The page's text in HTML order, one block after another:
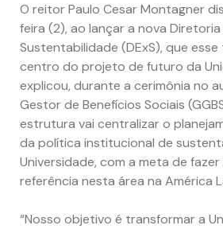
O reitor Paulo Cesar Montagner
feira (2), ao lançar a nova
Sustentabilidade (DExS), que
centro do projeto de futuro da
explicou, durante a cerimônia no
Gestor de Benefícios Sociais
estrutura vai centralizar o
da política institucional de
Universidade, com a meta de
referência nesta área na América
“Nosso objetivo é transformar a